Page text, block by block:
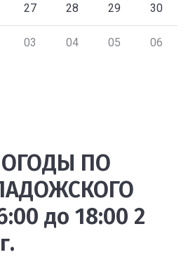
27 28 29 30
03 04 05 06
ПО
до 18:00 2